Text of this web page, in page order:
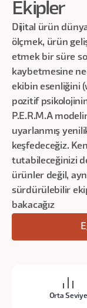
Ekipler
Dijital ürün
ölçmek, ürün
etmek bir süre
kaybetmesine
ekibin esenliğini
pozitif
P.E.R.M.A
uyarlanmış
keşfedeceğiz.
tutabileceğinizi
ürünler değil,
sürdürülebilir
bakacağız
Orta Seviye